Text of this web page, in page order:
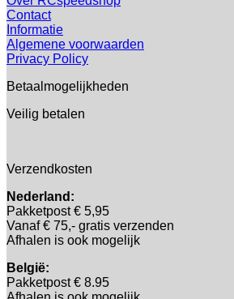
Contact
Informatie
Algemene voorwaarden
Privacy Policy
Betaalmogelijkheden
Veilig betalen
Verzendkosten
Nederland:
Pakketpost € 5,95
Vanaf € 75,- gratis verzenden
Afhalen is ook mogelijk
België:
Pakketpost € 8.95